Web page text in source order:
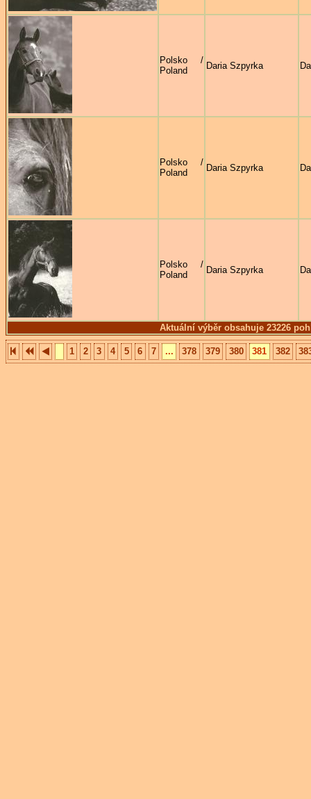
Aktuální výběr obsahuje 23226
Polsko /
Poland
Daria Szpyrka
Polsko /
Poland
Daria Szpyrka
Polsko /
Poland
Daria Szpyrka
1 2 3 4 5 6 7 ... 378 379 380 381 382